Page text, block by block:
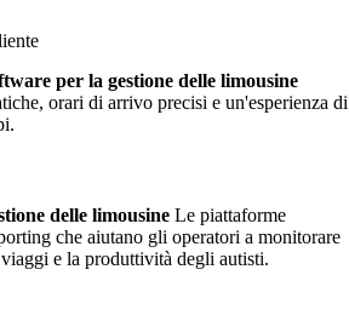
per la gestione delle limousine
orari di arrivo precisi e un'esperienza di
delle limousine Le piattaforme
che aiutano gli operatori a monitorare
e la produttività degli autisti.